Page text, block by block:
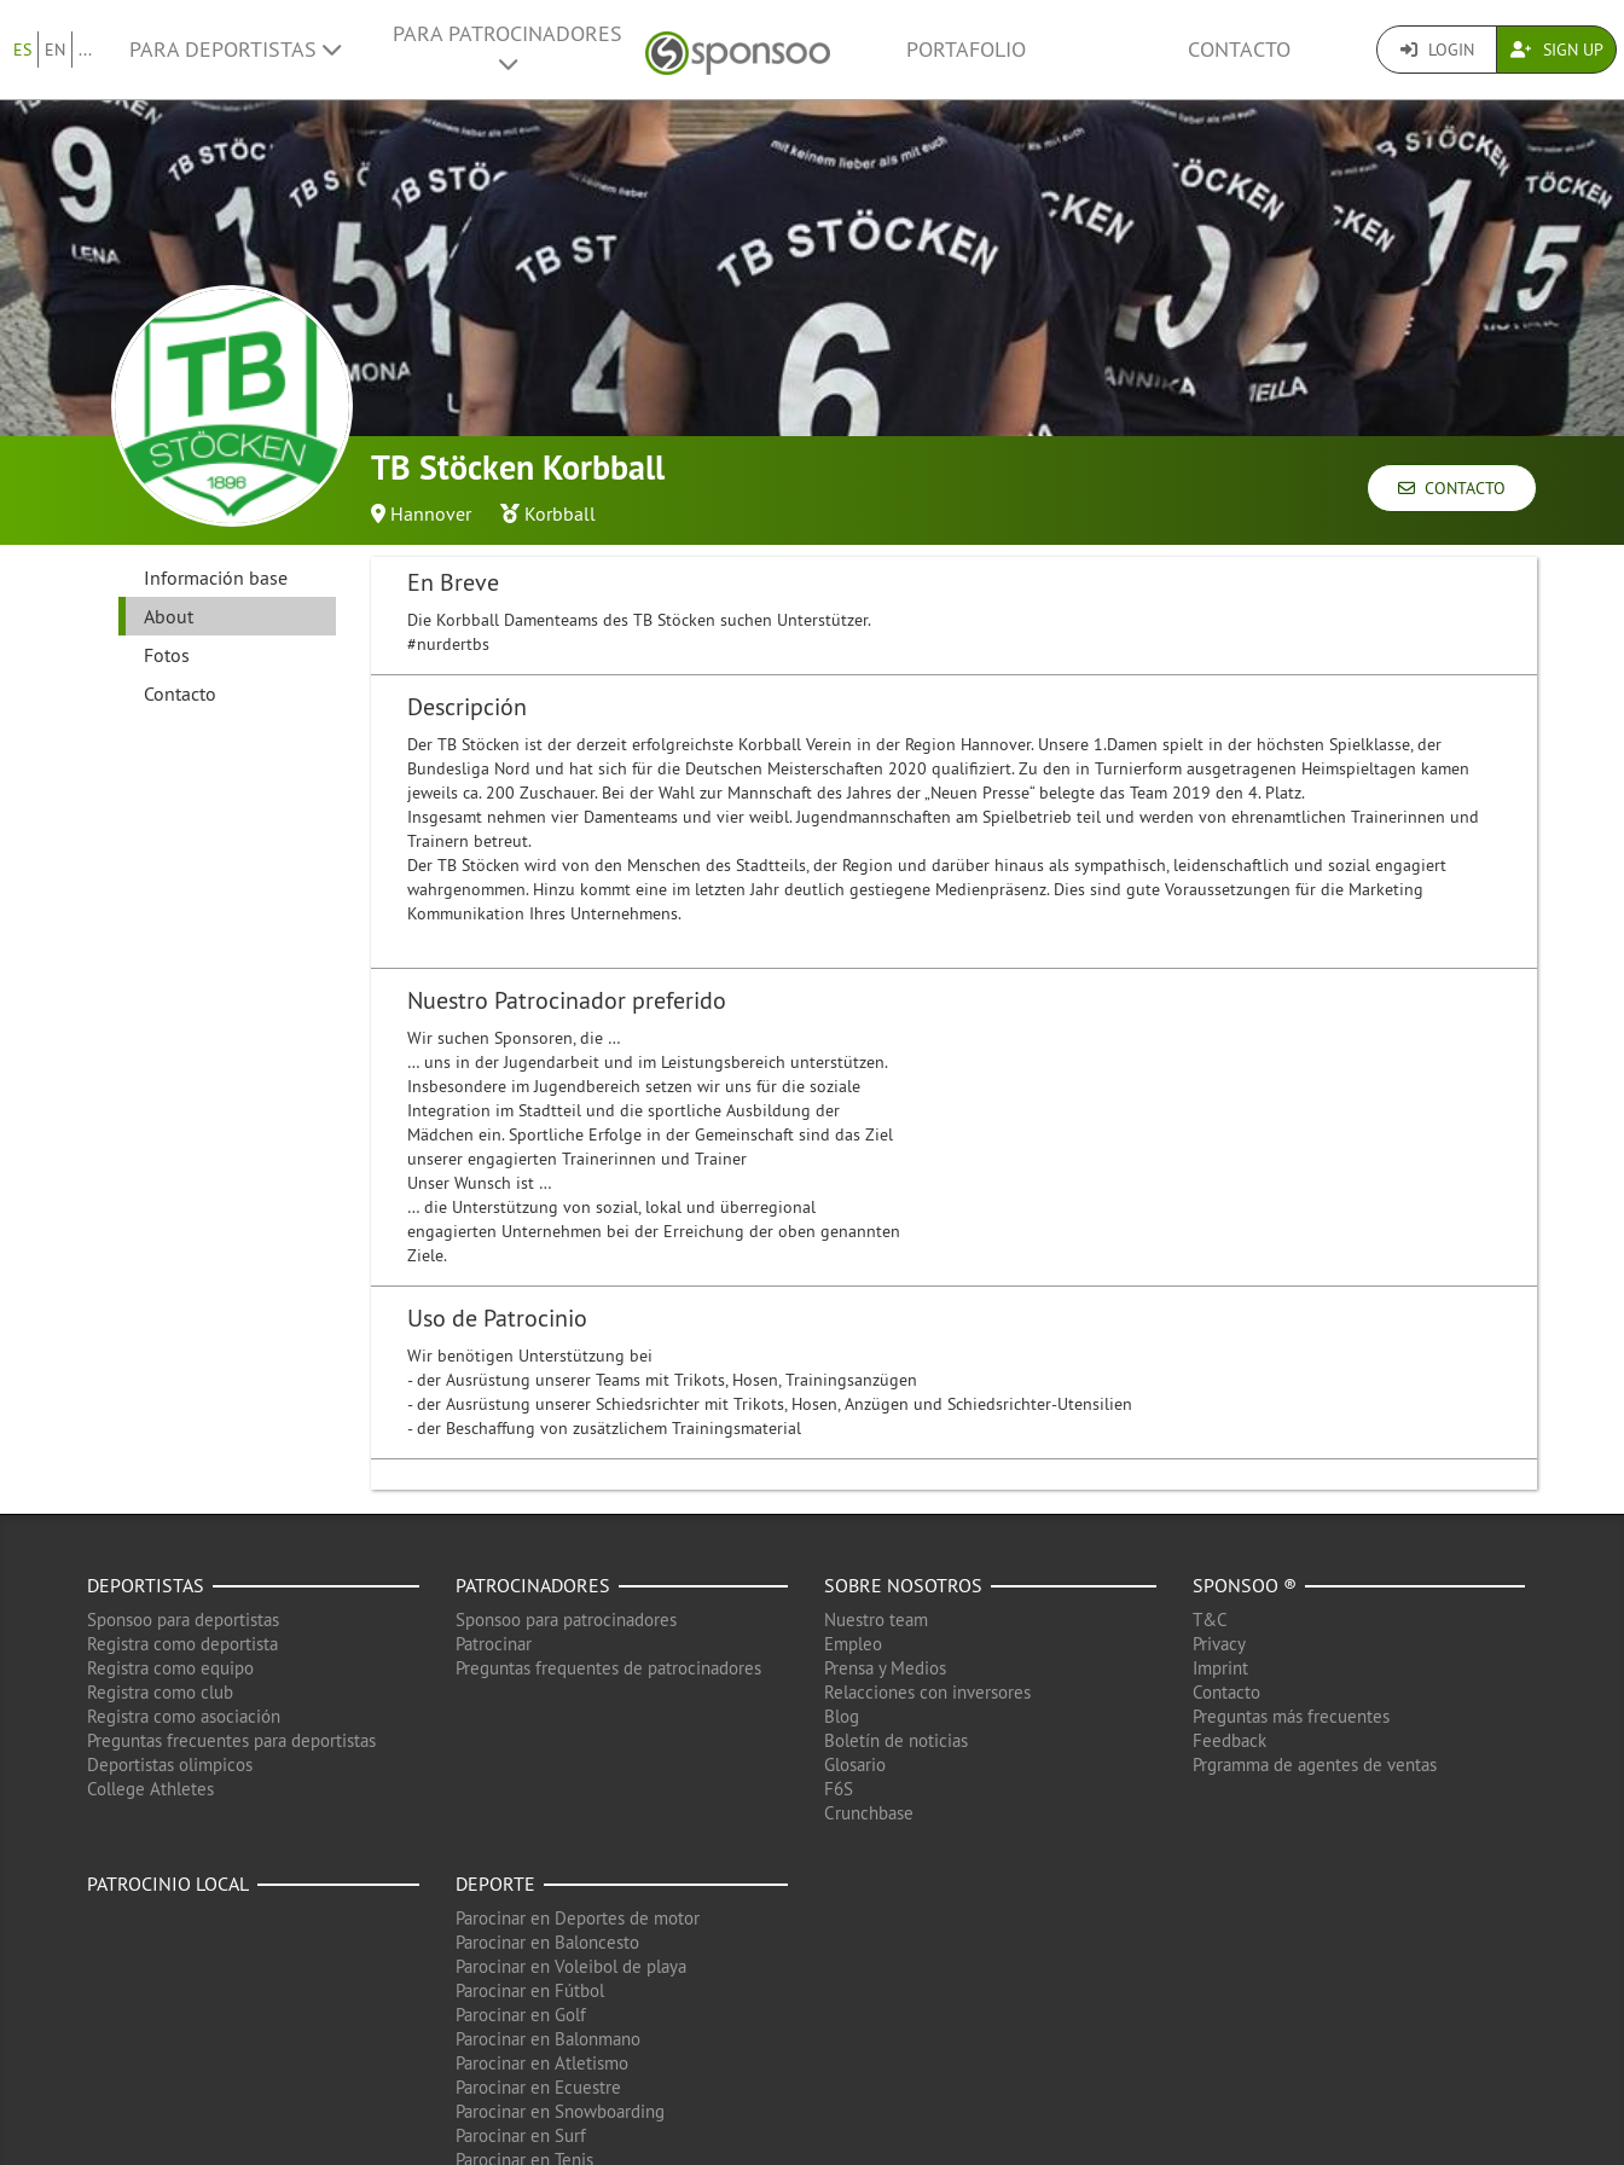
ES EN ... PARA DEPORTISTAS
PARA PATROCINADORES
PORTAFOLIO CONTACTO LOGIN SIGN UP
TB Stöcken Korbball
Hannover Korbball
CONTACTO
Información base
About
Fotos
Contacto
En Breve
Die Korbball Damenteams des TB Stöcken suchen Unterstützer.
#nurdertbs
Descripción
Der TB Stöcken ist der derzeit erfolgreichste Korbball Verein in der Region Hannover. Unsere 1.Damen spielt in der höchsten Spielklasse, der
Bundesliga Nord und hat sich für die Deutschen Meisterschaften 2020 qualifiziert. Zu den in Turnierform ausgetragenen Heimspieltagen kamen
jeweils ca. 200 Zuschauer. Bei der Wahl zur Mannschaft des Jahres der „Neuen Presse“ belegte das Team 2019 den 4. Platz.
Insgesamt nehmen vier Damenteams und vier weibl. Jugendmannschaften am Spielbetrieb teil und werden von ehrenamtlichen Trainerinnen und
Trainern betreut.
Der TB Stöcken wird von den Menschen des Stadtteils, der Region und darüber hinaus als sympathisch, leidenschaftlich und sozial engagiert
wahrgenommen. Hinzu kommt eine im letzten Jahr deutlich gestiegene Medienpräsenz. Dies sind gute Voraussetzungen für die Marketing
Kommunikation Ihres Unternehmens.
Nuestro Patrocinador preferido
Wir suchen Sponsoren, die …
… uns in der Jugendarbeit und im Leistungsbereich unterstützen.
Insbesondere im Jugendbereich setzen wir uns für die soziale
Integration im Stadtteil und die sportliche Ausbildung der
Mädchen ein. Sportliche Erfolge in der Gemeinschaft sind das Ziel
unserer engagierten Trainerinnen und Trainer
Unser Wunsch ist …
… die Unterstützung von sozial, lokal und überregional
engagierten Unternehmen bei der Erreichung der oben genannten
Ziele.
Uso de Patrocinio
Wir benötigen Unterstützung bei
- der Ausrüstung unserer Teams mit Trikots, Hosen, Trainingsanzügen
- der Ausrüstung unserer Schiedsrichter mit Trikots, Hosen, Anzügen und Schiedsrichter-Utensilien
- der Beschaffung von zusätzlichem Trainingsmaterial
DEPORTISTAS
Sponsoo para deportistas
Registra como deportista
Registra como equipo
Registra como club
Registra como asociación
Preguntas frecuentes para deportistas
Deportistas olimpicos
College Athletes
PATROCINADORES
Sponsoo para patrocinadores
Patrocinar
Preguntas frequentes de patrocinadores
SOBRE NOSOTROS
Nuestro team
Empleo
Prensa y Medios
Relacciones con inversores
Blog
Boletín de noticias
Glosario
F6S
Crunchbase
SPONSOO ®
T&C
Privacy
Imprint
Contacto
Preguntas más frecuentes
Feedback
Prgramma de agentes de ventas
PATROCINIO LOCAL DEPORTE
Parocinar en Deportes de motor
Parocinar en Baloncesto
Parocinar en Voleibol de playa
Parocinar en Fútbol
Parocinar en Golf
Parocinar en Balonmano
Parocinar en Atletismo
Parocinar en Ecuestre
Parocinar en Snowboarding
Parocinar en Surf
Parocinar en Tenis